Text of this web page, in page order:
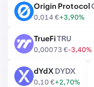
OGN Origin Protocol
0,014 €+3,90%
TRU TrueFiTRU
0,00073 €-3,40%
DYDX dYdXDYDX
0,10 €+2,70%